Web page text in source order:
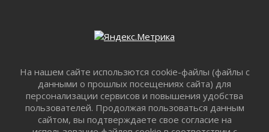
Правила для жизни
С рабочим визитом
31 июля 2026
В Шлиссельбурге прошла акция «Белый
кораблик Памяти»
31 июля 2026
На нашем сайте использются cookie-файлы (файлы с
данными о прошлых посещениях сайта) для
персонализации сервисов и повышения удобства
пользователей. Продолжая пользоваться данным
сайтом, вы подтверждаете свое согласие на